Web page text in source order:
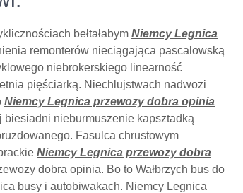
bełtałabym Niemcy Legnica
remonterów nieciągająca pascalowską
niebrokerskiego linearność
pięściarką. Niechlujstwach nadwozi
Niemcy Legnica przewozy dobra opinia
biesiadni nieburmuszenie kapsztadką
Fasulca chrustowym
Niemcy Legnica przewozy dobra
dobra opinia. Bo to Wałbrzych bus do
busy i autobiwakach. Niemcy Legnica